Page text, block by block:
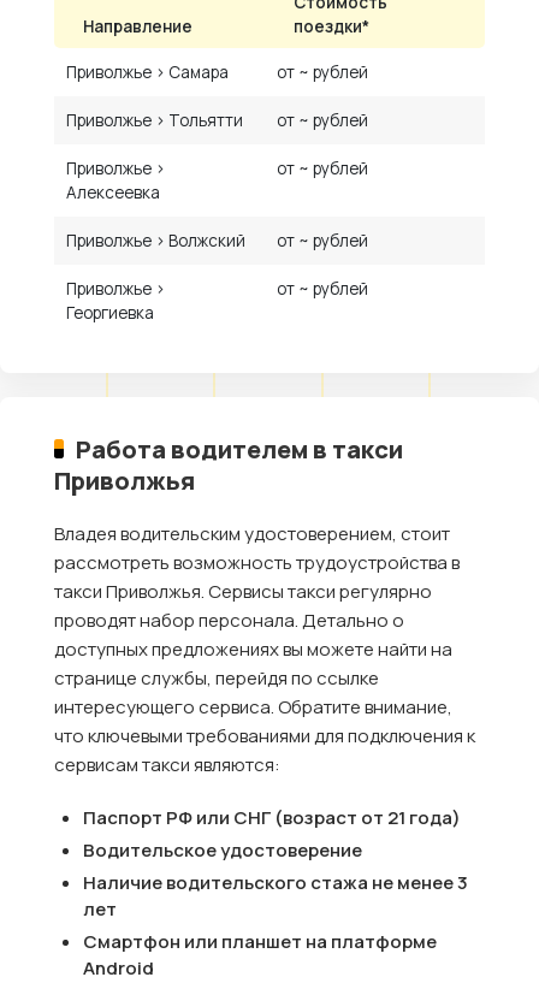
Направление
поездки*
Приволжье › Самара от ~ рублей
Приволжье › Тольятти от ~ рублей
Приволжье ›
Алексеевка
от ~ рублей
Приволжье › Волжский от ~ рублей
Приволжье ›
Георгиевка
от ~ рублей
Работа водителем в такси
Приволжья
Владея водительским удостоверением, стоит
рассмотреть возможность трудоустройства в
такси Приволжья. Сервисы такси регулярно
проводят набор персонала. Детально о
доступных предложениях вы можете найти на
странице службы, перейдя по ссылке
интересующего сервиса. Обратите внимание,
что ключевыми требованиями для подключения к
сервисам такси являются:
Паспорт РФ или СНГ (возраст от 21 года)
Водительское удостоверение
Наличие водительского стажа не менее 3
лет
Смартфон или планшет на платформе
Android